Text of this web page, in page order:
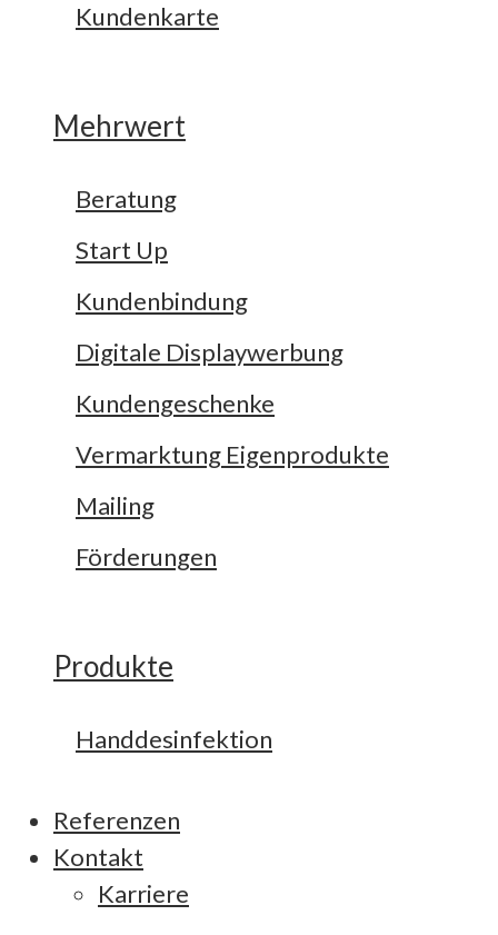
Kundenkarte
Mehrwert
Beratung
Start Up
Kundenbindung
Digitale Displaywerbung
Kundengeschenke
Vermarktung Eigenprodukte
Mailing
Förderungen
Produkte
Handdesinfektion
Referenzen
Kontakt
Karriere